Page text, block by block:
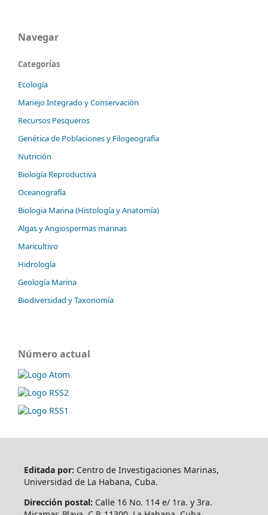
Navegar
Categorías
Ecología
Manejo Integrado y Conservación
Recursos Pesqueros
Genética de Poblaciones y Filogeografía
Nutrición
Biología Reproductiva
Oceanografía
Biologia Marina (Histología y Anatomía)
Algas y Angiospermas marinas
Maricultivo
Hidrología
Geología Marina
Biodiversidad y Taxonomía
Número actual
Editada por: Centro de Investigaciones Marinas,
Universidad de La Habana, Cuba.
Dirección postal: Calle 16 No. 114 e/ 1ra. y 3ra.